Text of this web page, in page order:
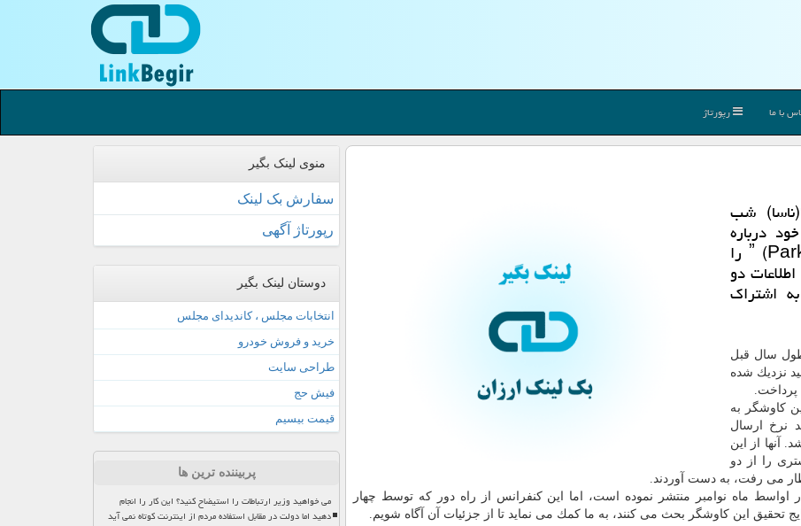
با ما رپورتاژ
شب
های خود درباره
ˮكاوشگر خورشیدی پاركرˮ (Parker Solar Probe) را
دو
اشتراك
سال قبل
نزدیك شده
پرداخت.
كاوشگر به
نرخ ارسال
آنها از این
را از دو
می رفت، به دست آوردند.
اواسط ماه نوامبر منتشر نموده است، اما این كنفرانس از راه دور كه توسط چهار
تحقیق این كاوشگر بحث می كنند، به ما كمك می نماید تا از جزئیات آن آگاه شویم.
منوی لینک بگیر
سفارش بک لینک
رپورتاژ آگهی
دوستان لینک بگیر
انتخابات مجلس ، کاندیدای مجلس
خرید و فروش خودرو
طراحی سایت
فیش حج
قیمت بیسیم
پربیننده ترین ها
می خواهید وزیر ارتباطات را استیضاح کنید؟ این کار را انجام
دهید اما دولت در مقابل استفاده مردم از اینترنت کوتاه نمی آید